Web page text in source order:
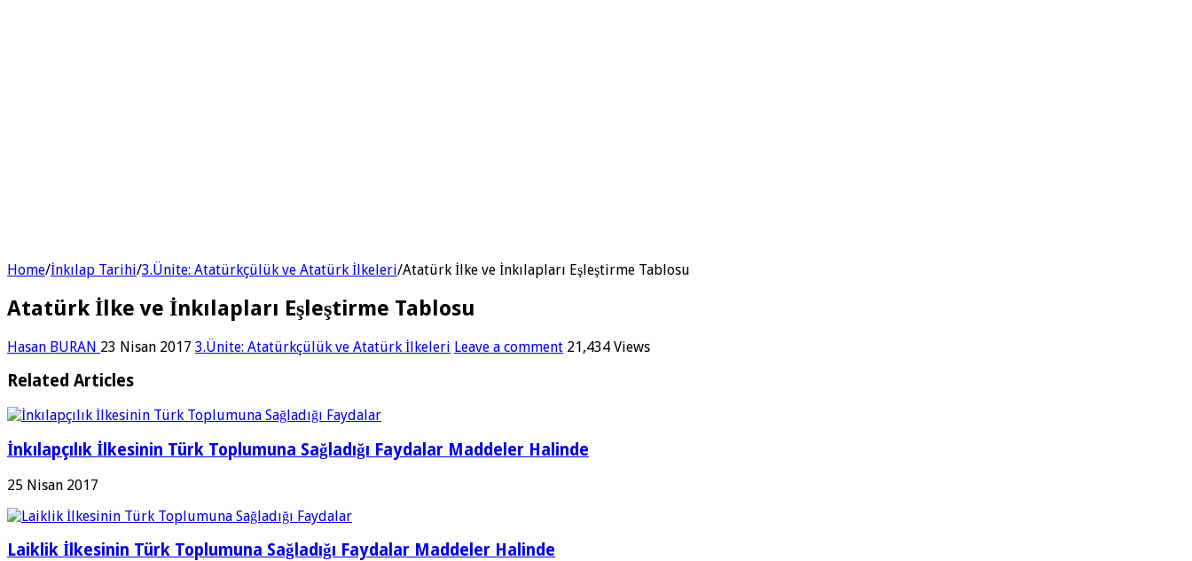
Home/İnkılap Tarihi/3.Ünite: Atatürkçülük ve Atatürk İlkeleri/Atatürk İlke ve İnkılapları Eşleştirme Tablosu
Atatürk İlke ve İnkılapları Eşleştirme Tablosu
Hasan BURAN 23 Nisan 2017 3.Ünite: Atatürkçülük ve Atatürk İlkeleri Leave a comment 21,434 Views
Related Articles
İnkılapçılık İlkesinin Türk Toplumuna Sağladığı Faydalar Maddeler Halinde
25 Nisan 2017
Laiklik İlkesinin Türk Toplumuna Sağladığı Faydalar Maddeler Halinde